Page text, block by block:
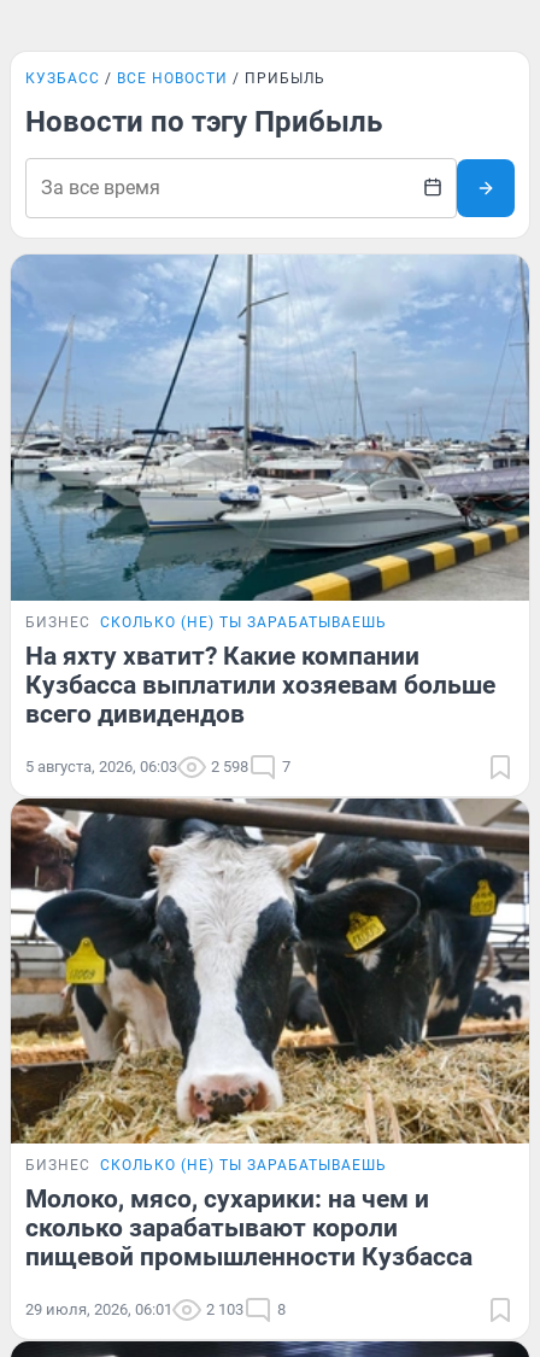
КУЗБАСС ВСЕ НОВОСТИ ПРИБЫЛЬ
Новости по тэгу Прибыль
БИЗНЕС СКОЛЬКО (НЕ) ТЫ ЗАРАБАТЫВАЕШЬ
На яхту хватит? Какие компании
Кузбасса выплатили хозяевам больше
всего дивидендов
5 августа, 2026, 06:03 2 598 7
БИЗНЕС СКОЛЬКО (НЕ) ТЫ ЗАРАБАТЫВАЕШЬ
Молоко, мясо, сухарики: на чем и
сколько зарабатывают короли
пищевой промышленности Кузбасса
29 июля, 2026, 06:01 2 103 8